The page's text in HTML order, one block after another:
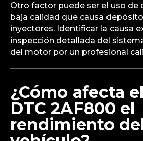
Otro factor puede ser el uso de
baja calidad que causa
inyectores. Identificar la causa
inspección detallada del
del motor por un profesional
¿Cómo afecta
DTC 2AF800 el
rendimiento